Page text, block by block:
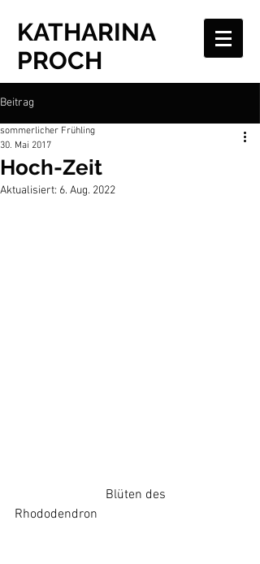
KATHARINA
PROCH
Beitrag
Hoch-Zeit
sommerlicher Frühling
30. Mai 2017
Aktualisiert: 6. Aug. 2022
Rhododendron